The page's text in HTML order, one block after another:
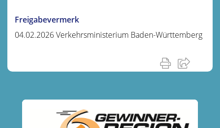
Freigabevermerk
04.02.2026Verkehrsministerium Baden-Württemberg